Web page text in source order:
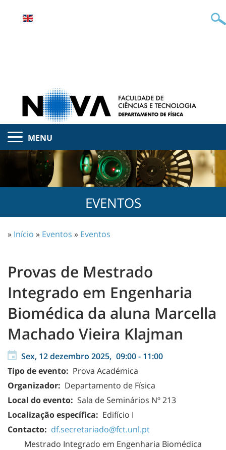
MENU
EVENTOS
» Início » Eventos » Eventos
Provas de Mestrado
Integrado em Engenharia
Biomédica da aluna Marcella
Machado Vieira Klajman
Sex, 12 dezembro 2025, 09:00- 11:00
Tipo de evento: Prova Académica
Organizador: Departamento de Física
Local do evento: Sala de Seminários Nº 213
Localização específica: Edifício I
Contacto: df.secretariado@fct.unl.pt
Mestrado Integrado em Engenharia Biomédica